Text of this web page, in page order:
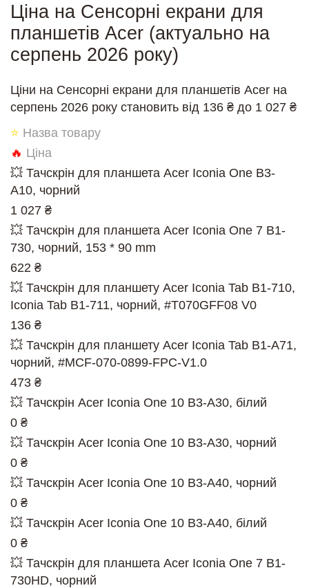
Ціна на Сенсорні екрани для
планшетів Acer (актуально на
серпень 2026 року)
Ціни на Сенсорні екрани для планшетів Acer на
серпень 2026 року становить від 136 ₴ до 1 027 ₴
⭐ Назва товару
🔥 Ціна
💥 Тачскрін для планшета Acer Iconia One B3-
A10, чорний
1 027 ₴
💥 Тачскрін для планшета Acer Iconia One 7 B1-
730, чорний, 153 * 90 mm
622 ₴
💥 Тачскрін для планшету Acer Iconia Tab B1-710,
Iconia Tab B1-711, чорний, #T070GFF08 V0
136 ₴
💥 Тачскрін для планшету Acer Iconia Tab B1-A71,
чорний, #MCF-070-0899-FPC-V1.0
473 ₴
💥 Тачскрін Acer Iconia One 10 B3-A30, білий
0 ₴
💥 Тачскрін Acer Iconia One 10 B3-A30, чорний
0 ₴
💥 Тачскрін Acer Iconia One 10 B3-A40, чорний
0 ₴
💥 Тачскрін Acer Iconia One 10 B3-A40, білий
0 ₴
💥 Тачскрін для планшета Acer Iconia One 7 B1-
730HD, чорний